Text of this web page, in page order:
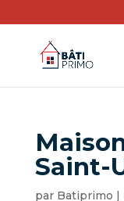
Saint-
par Batiprimo |